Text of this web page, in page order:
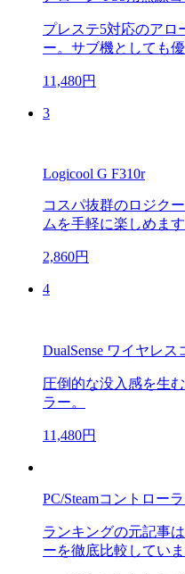
プレステ5対応のアロ
ー。サブ機としても優
11,480円
3
Logicool G F310r
コスパ抜群のロジク
ムを手軽に楽しめます
2,860円
4
DualSense ワイヤレ
圧倒的な没入感を生
ラー。
11,480円
PC/Steamコントロー
ランキングの元記事
ーを徹底比較してい